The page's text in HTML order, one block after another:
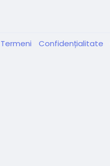
Termeni Confidențialitate